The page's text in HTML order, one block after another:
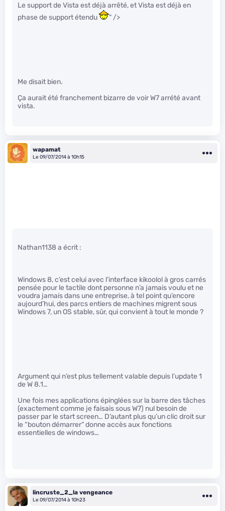
Le support de Vista est déjà arrêté, et Vista est déjà en
phase de support étendu
" />
Me disait bien.
Ça aurait été franchement bizarre de voir W7 arrété avant
vista.
wapamat
Le 09/07/2014 à 10h15
Nathan1138 a écrit :
Windows 8, c’est celui avec l’interface kikoolol à gros carrés
pensée pour le tactile dont personne n’a jamais voulu et ne
voudra jamais dans une entreprise, à tel point qu’encore
aujourd’hui, des parcs entiers de machines migrent sous
Windows 7, un OS stable, sûr, qui convient à tout le monde ?
Argument qui n’est plus tellement valable depuis l’update 1
de W 8.1…
Une fois mes applications épinglées sur la barre des tâches
(exactement comme je faisais sous W7) nul besoin de
passer par le start screen… D’autant plus qu’un clic droit sur
le “bouton démarrer” donne accès aux fonctions
essentielles de windows…
lincruste_2_la vengeance
Le 09/07/2014 à 10h23